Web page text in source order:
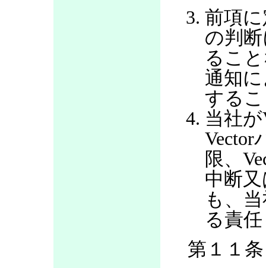
前項
の判
るこ
通知
する
当社
Vector
限、
中断
も、
る責
第１１